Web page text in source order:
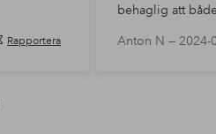
Rapportera
behaglig att
kudden
Anton N — 2024-